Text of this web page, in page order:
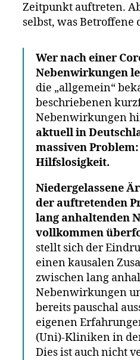
Zeitpunkt auftreten.
selbst, was Betroffene
Wer nach einer
Nebenwirkungen
die „allgemein“
beschriebenen
Nebenwirkungen
aktuell in
massiven
Hilfslosigkeit.
Niedergelassene
der auftretenden
lang anhaltenden
vollkommen
stellt sich der
einen kausalen
zwischen lang
Nebenwirkungen
bereits pauschal
eigenen
(Uni)-Kliniken in
Dies ist auch nicht